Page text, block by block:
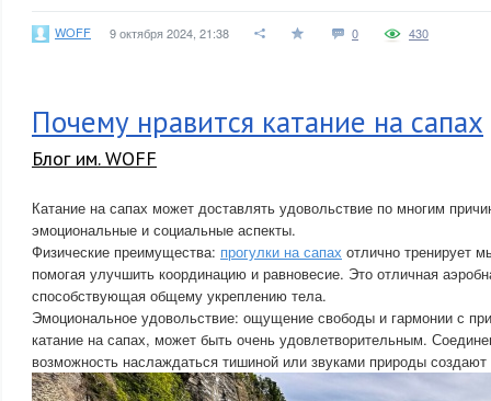
WOFF 9 октября 2024, 21:38 0 430
Почему нравится катание на сапах
Блог им. WOFF
Катание на сапах может доставлять удовольствие по многим
эмоциональные и социальные аспекты.
Физические преимущества: прогулки на сапах отлично тренирует
помогая улучшить координацию и равновесие. Это отличная
способствующая общему укреплению тела.
Эмоциональное удовольствие: ощущение свободы и гармонии с
катание на сапах, может быть очень удовлетворительным.
возможность наслаждаться тишиной или звуками природы создают